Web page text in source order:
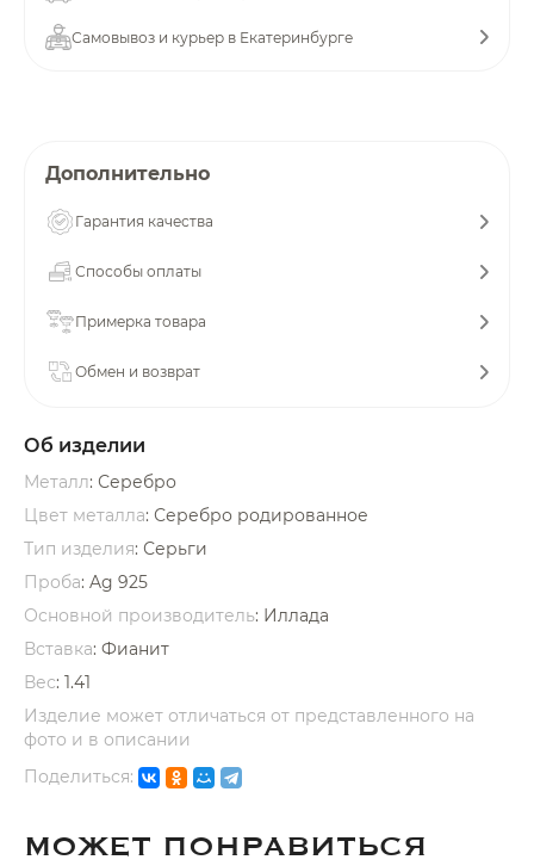
Самовывоз и курьер в Екатеринбурге
Дополнительно
Гарантия качества
Способы оплаты
Примерка товара
Обмен и возврат
Об изделии
Металл: Серебро
Цвет металла: Серебро родированное
Тип изделия: Серьги
Проба: Ag 925
Основной производитель: Иллада
Вставка: Фианит
Вес: 1.41
Изделие может отличаться от представленного на
фото и в описании
Поделиться:
МОЖЕТ ПОНРАВИТЬСЯ
об оплате Плайтом
недели
раз в 2 недели
8 800 302-02-51